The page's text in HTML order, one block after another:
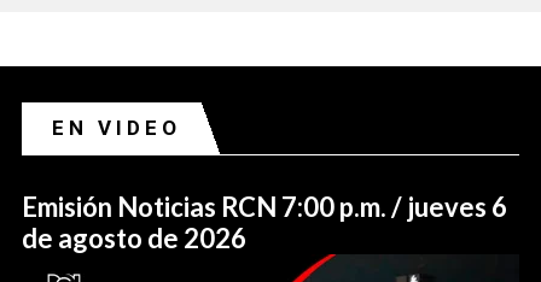
EN VIDEO
Emisión Noticias RCN 7:00 p.m. / jueves 6
de agosto de 2026